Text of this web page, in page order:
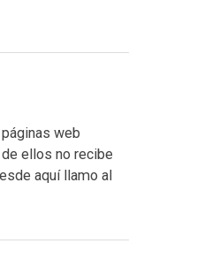
web
ellos no recibe
aquí llamo al